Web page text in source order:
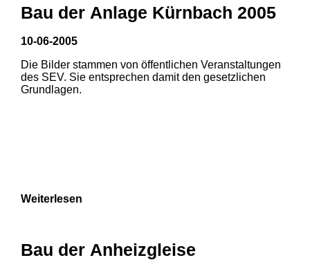
1 2
3
Bau der Anlage Kürnbach 2005
10-06-2005
Die Bilder stammen von öffentlichen Veranstaltungen
des SEV. Sie entsprechen damit den gesetzlichen
Grundlagen.
Weiterlesen
Bau der Anheizgleise